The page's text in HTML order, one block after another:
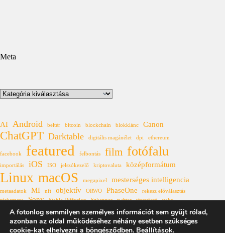
Meta
Kategóriák
AI Android beltér bitcoin blockchain blokklánc Canon
ChatGPT Darktable digitális magánélet dpi ethereum
facebook featured felbontás film fotófalu
importálás iOS ISO jelszókezelő kriptovaluta középformátum
Linux macOS megapixel mesterséges intelligencia
metaadatok MI nft objektív ORWO PhaseOne
rekesz előválasztás
réskamera
Sony Stable Diffusion Szkenner twitter tárgyfotó vaku
Windows XF állóhívás űrkutatás
A fotonlog semmilyen személyes információt sem gyűjt rólad,
azonban az oldal működéséhez néhány esetben szükséges
cookie-kat elhelyezni a böngésződben. Beállítások.